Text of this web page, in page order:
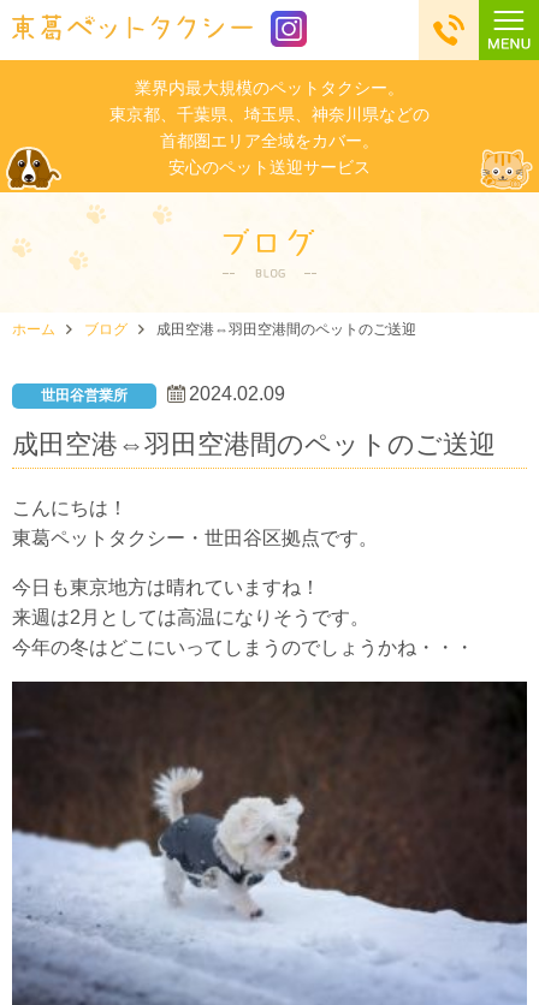
業界内最大規模のペットタクシー。
東京都、千葉県、埼玉県、神奈川県などの
首都圏エリア全域をカバー。
安心のペット送迎サービス
ホーム ブログ 成田空港⇔羽田空港間のペットのご送迎
世田谷営業所 2024.02.09
成田空港⇔羽田空港間のペットのご送迎
こんにちは！
東葛ペットタクシー・世田谷区拠点です。
今日も東京地方は晴れていますね！
来週は2月としては高温になりそうです。
今年の冬はどこにいってしまうのでしょうかね・・・